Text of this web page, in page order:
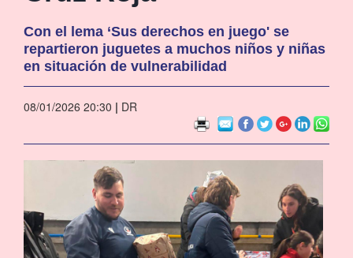
Con el lema ‘Sus derechos en juego' se
repartieron juguetes a muchos niños y niñas
en situación de vulnerabilidad
08/01/2026 20:30 | DR